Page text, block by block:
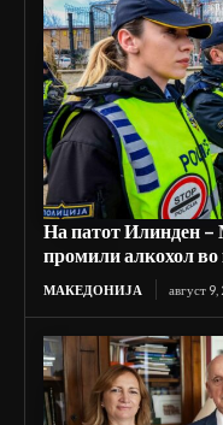
На патот Илинден –
промили алкохол во
МАКЕДОНИЈА август